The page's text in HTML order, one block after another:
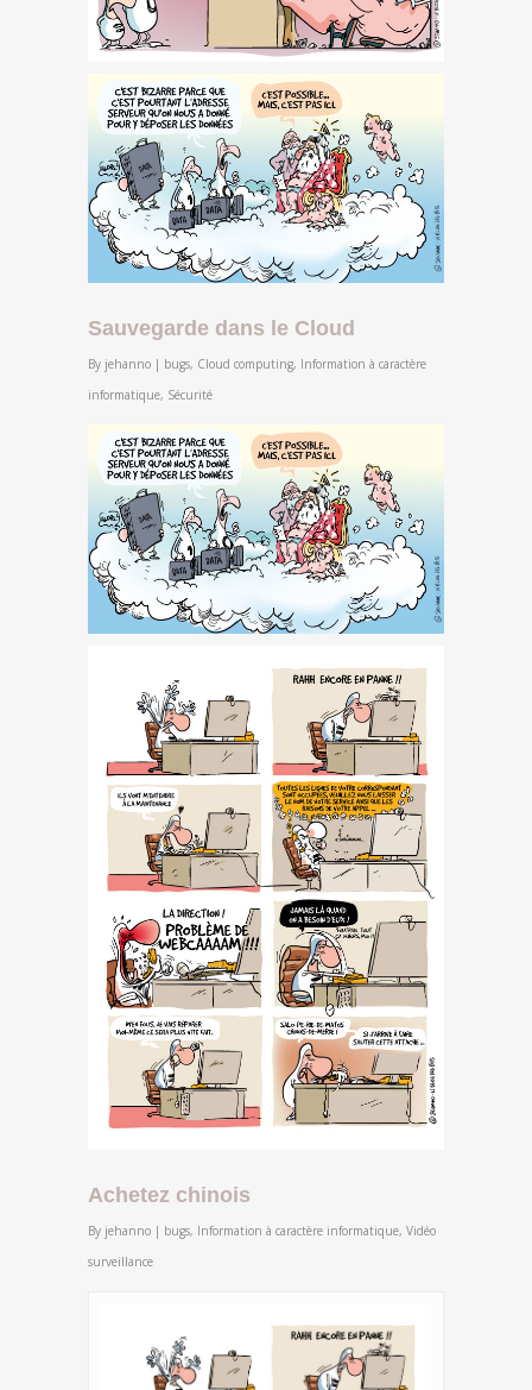
Sauvegarde dans le Cloud
By jehanno | bugs, Cloud computing, Information à caractère
informatique, Sécurité
Achetez chinois
By jehanno | bugs, Information à caractère informatique, Vidéo
surveillance